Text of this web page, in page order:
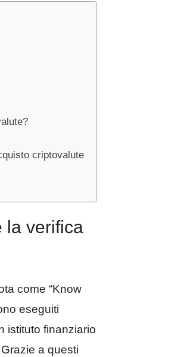
criptovalute
la verifica
come “Know
eseguiti
istituto finanziario
a questi